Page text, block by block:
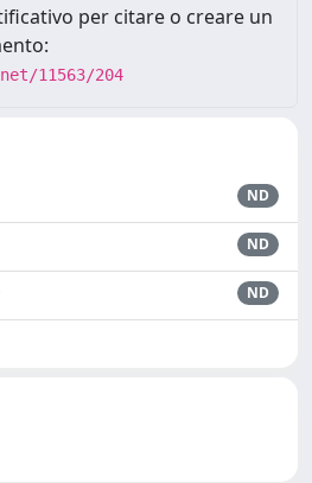
per citare o creare un
11563/204
ND
ND
ND